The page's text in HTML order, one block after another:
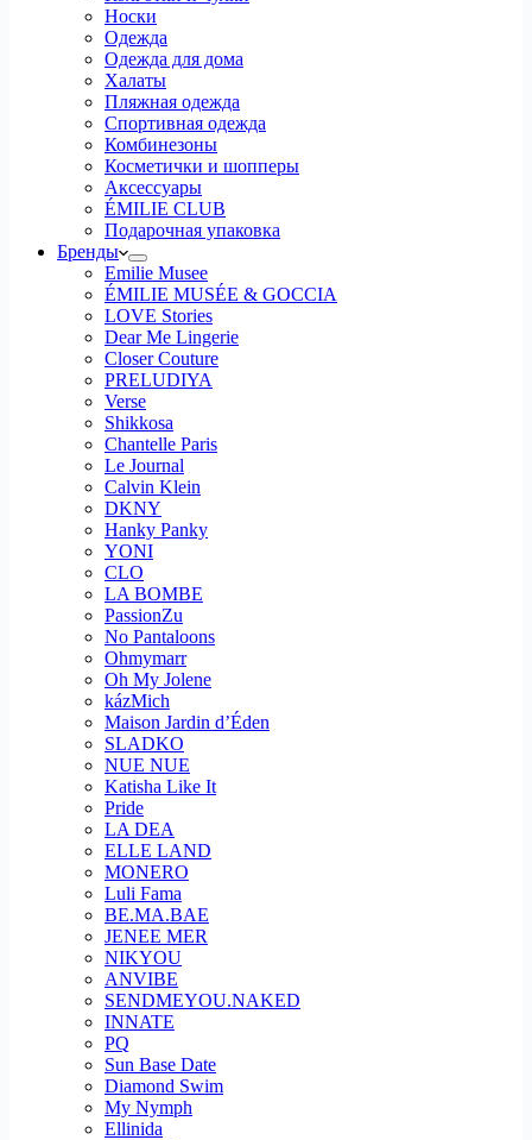
Носки
Одежда
Одежда для дома
Халаты
Пляжная одежда
Спортивная одежда
Комбинезоны
Косметички и шопперы
Аксессуары
ÉMILIE CLUB
Подарочная упаковка
Бренды
Emilie Musee
ÉMILIE MUSÉE & GOCCIA
LOVE Stories
Dear Me Lingerie
Closer Couture
PRELUDIYA
Verse
Shikkosa
Chantelle Paris
Le Journal
Calvin Klein
DKNY
Hanky Panky
YONI
CLO
LA BOMBE
PassionZu
No Pantaloons
Ohmymarr
Oh My Jolene
kázMich
Maison Jardin d’Éden
SLADKO
NUE NUE
Katisha Like It
Pride
LA DEA
ELLE LAND
MONERO
Luli Fama
BE.MA.BAE
JENEE MER
NIKYOU
ANVIBE
SENDMEYOU.NAKED
INNATE
PQ
Sun Base Date
Diamond Swim
My Nymph
Ellinida